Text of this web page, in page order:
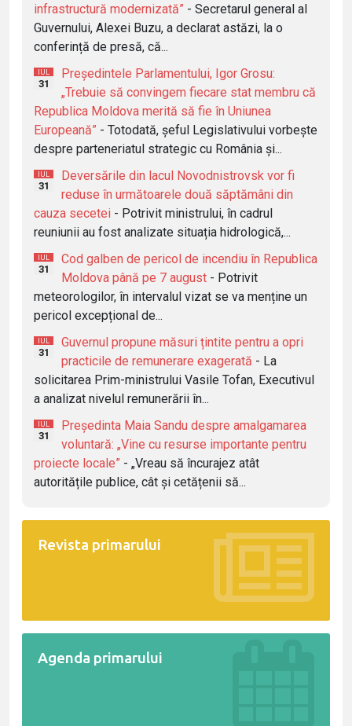
infrastructură modernizată” - Secretarul general al
Guvernului, Alexei Buzu, a declarat astăzi, la o
conferință de presă, că...
IUL
31
Președintele Parlamentului, Igor Grosu:
„Trebuie să convingem fiecare stat membru că
Republica Moldova merită să fie în Uniunea
Europeană” - Totodată, șeful Legislativului vorbește
despre parteneriatul strategic cu România și...
IUL
31
Deversările din lacul Novodnistrovsk vor fi
reduse în următoarele două săptămâni din
cauza secetei - Potrivit ministrului, în cadrul
reuniunii au fost analizate situația hidrologică,...
IUL
31
Cod galben de pericol de incendiu în Republica
Moldova până pe 7 august - Potrivit
meteorologilor, în intervalul vizat se va menține un
pericol excepțional de...
IUL
31
Guvernul propune măsuri țintite pentru a opri
practicile de remunerare exagerată - La
solicitarea Prim-ministrului Vasile Tofan, Executivul
a analizat nivelul remunerării în...
IUL
31
Președinta Maia Sandu despre amalgamarea
voluntară: „Vine cu resurse importante pentru
proiecte locale” - „Vreau să încurajez atât
autoritățile publice, cât și cetățenii să...
Revista primarului
Agenda primarului